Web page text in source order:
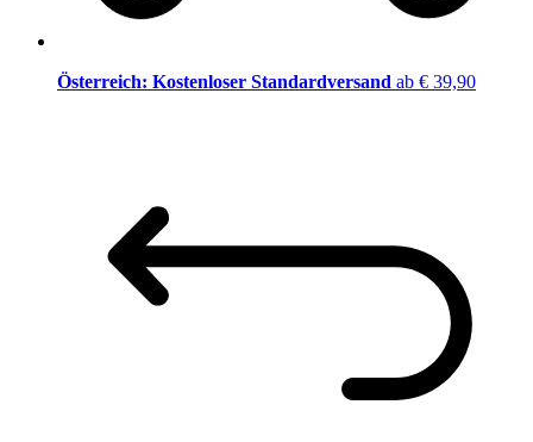
Österreich: Kostenloser Standardversand ab € 39,90